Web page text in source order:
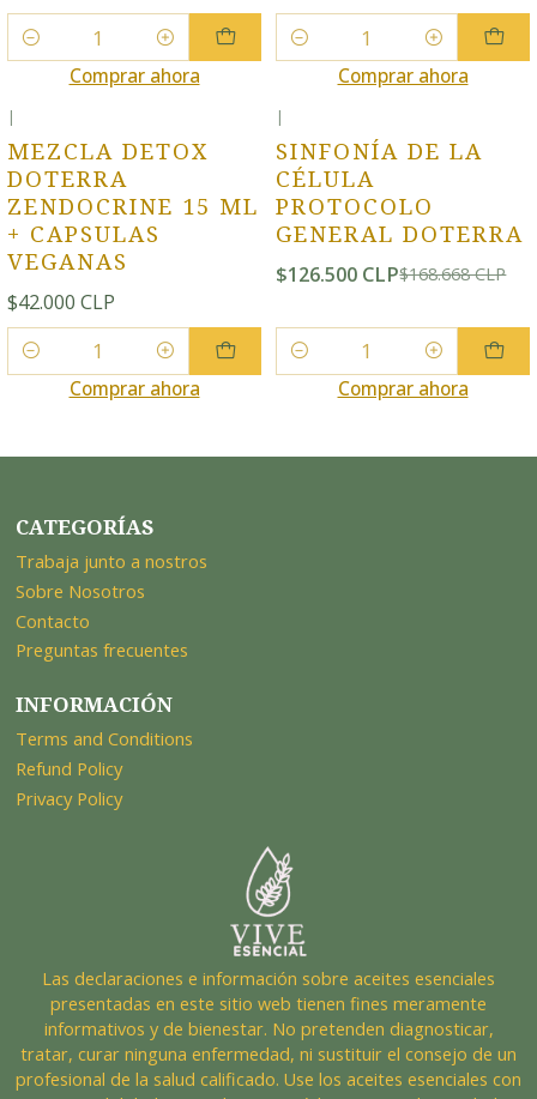
Cantidad
Comprar ahora
Cantidad
Comprar ahora
|
MEZCLA DETOX
DOTERRA
ZENDOCRINE 15 ML
+ CAPSULAS
VEGANAS
$42.000 CLP
Cantidad
Comprar ahora
|
SINFONÍA DE LA
CÉLULA
PROTOCOLO
GENERAL DOTERRA
$126.500 CLP$168.668 CLP
Cantidad
Comprar ahora
CATEGORÍAS
Trabaja junto a nostros
Sobre Nosotros
Contacto
Preguntas frecuentes
INFORMACIÓN
Terms and Conditions
Refund Policy
Privacy Policy
Las declaraciones e información sobre aceites esenciales
presentadas en este sitio web tienen fines meramente
informativos y de bienestar. No pretenden diagnosticar,
tratar, curar ninguna enfermedad, ni sustituir el consejo de un
profesional de la salud calificado. Use los aceites esenciales con